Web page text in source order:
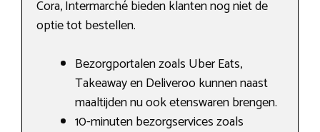
Cora, Intermarché bieden klanten nog niet de
optie tot bestellen.
Bezorgportalen zoals Uber Eats,
Takeaway en Deliveroo kunnen naast
maaltijden nu ook etenswaren brengen.
10-minuten bezorgservices zoals